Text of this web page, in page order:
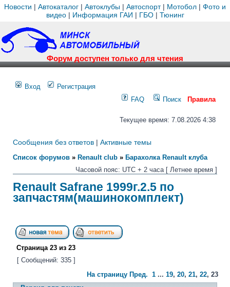
Новости | Автокаталог | Автоклубы | Автоспорт| Мотобол | Фото и
видео| Информация ГАИ | ГБО| Тюнинг
Форум доступен только для чтения
Вход
Регистрация
FAQ
Поиск Правила
Текущее время: 7.08.2026 4:38
Сообщения без ответов | Активные темы
Список форумов » Renault club » Барахолка Renault клуба
Часовой пояс: UTC + 2 часа [ Летнее время ]
Renault Safrane 1999г.2.5 по
запчастям(машинокомплект)
Страница 23 из 23
[ Сообщений: 335 ]
На страницу Пред. 1 ... 19, 20, 21, 22, 23